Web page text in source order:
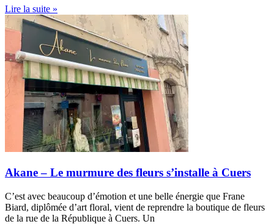
Lire la suite »
Akane – Le murmure des fleurs s’installe à Cuers
C’est avec beaucoup d’émotion et une belle énergie que Frane
Biard, diplômée d’art floral, vient de reprendre la boutique de fleurs
de la rue de la République à Cuers. Un